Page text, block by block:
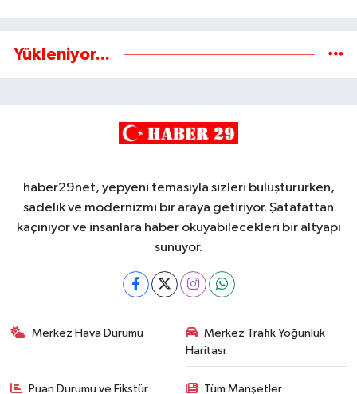
Yükleniyor...
haber29net, yepyeni temasıyla sizleri buluştururken,
sadelik ve modernizmi bir araya getiriyor. Şatafattan
kaçınıyor ve insanlara haber okuyabilecekleri bir altyapı
sunuyor.
Merkez Hava Durumu
Merkez Trafik Yoğunluk
Haritası
Puan Durumu ve Fikstür Tüm Manşetler